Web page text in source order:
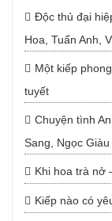
Độc thủ đại
Hoa, Tuấn Anh,
Một kiếp
tuyết
Chuyện tình
Sang, Ngọc Giàu
Khi hoa trà nở
Kiếp nào có